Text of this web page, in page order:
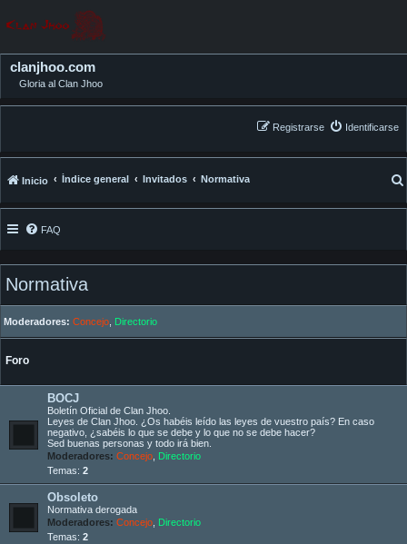
clanjhoo.com
Gloria al Clan Jhoo
Identificarse
Registrarse
Inicio Índice general Invitados Normativa
FAQ
Normativa
Moderadores: Concejo Directorio
Foro
BOCJ
Boletín Oficial de Clan Jhoo.
Leyes de Clan Jhoo. ¿Os habéis leído las leyes de vuestro país? En caso
negativo, ¿sabéis lo que se debe y lo que no se debe hacer?
Sed buenas personas y todo irá bien.
Moderadores: Concejo Directorio
Temas: 2
Obsoleto
Normativa derogada
Moderadores: Concejo Directorio
Temas: 2